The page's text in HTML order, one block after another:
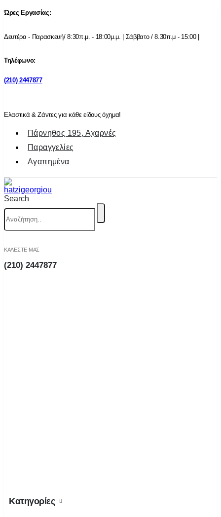
Ώρες Εργασίας:
Δευτέρα - Παρασκευή/ 8:30π.μ. - 18:00μ.μ. | Σάββατο / 8.30π.μ - 15:00 |
Τηλέφωνο:
(210) 2447877
Ελαστικά & Ζάντες για κάθε είδους όχημα!
Πάρνηθος 195, Αχαρνές
Παραγγελίες
Αγαπημένα
Search
ΚΑΛΕΣΤΕ ΜΑΣ
(210) 2447877
Κατηγορίες